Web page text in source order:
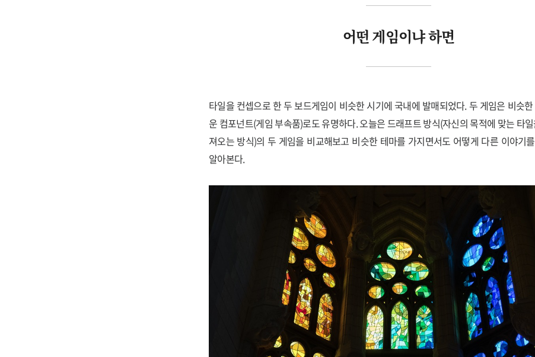
어떤 게임이냐 하면
타일을 컨셉으로 한 두 보드게임이 비슷한 시기에 국내에 발매되었다. 두 게임은 비슷
운 컴포넌트(게임 부속품)로도 유명하다. 오늘은 드래프트 방식(자신의 목적에 맞는 타
져오는 방식)의 두 게임을 비교해보고 비슷한 테마를 가지면서도 어떻게 다른 이야기
알아본다.